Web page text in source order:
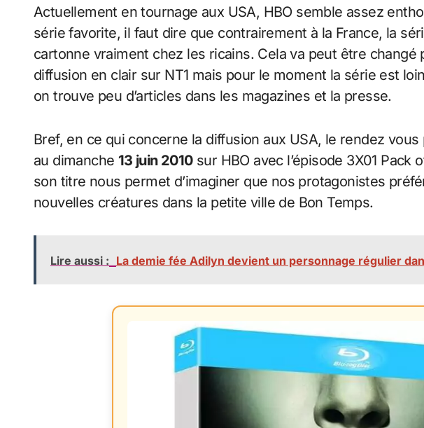
Actuellement en tournage aux USA, HBO semble assez
série favorite, il faut dire que contrairement à la France, la
cartonne vraiment chez les ricains. Cela va peut être changé
diffusion en clair sur NT1 mais pour le moment la série est
on trouve peu d’articles dans les magazines et la presse.
Bref, en ce qui concerne la diffusion aux USA, le rendez
au dimanche 13 juin 2010sur HBO avec l’épisode 3X01 Pack
son titre nous permet d’imaginer que nos protagonistes
nouvelles créatures dans la petite ville de Bon Temps.
Lire aussi : La demie fée Adilyn devient un personnage régulier